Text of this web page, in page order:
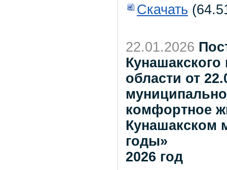
Скачать
22.01.2026
области от
комфортное
Кунашакском
годы»
2026 год